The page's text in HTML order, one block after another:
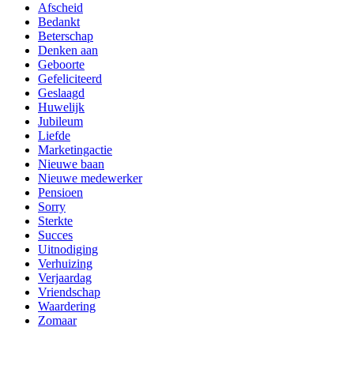
Afscheid
Bedankt
Beterschap
Denken aan
Geboorte
Gefeliciteerd
Geslaagd
Huwelijk
Jubileum
Liefde
Marketingactie
Nieuwe baan
Nieuwe medewerker
Pensioen
Sorry
Sterkte
Succes
Uitnodiging
Verhuizing
Verjaardag
Vriendschap
Waardering
Zomaar